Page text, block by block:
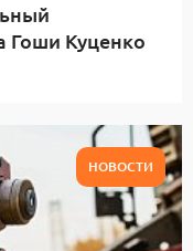
Гоши Куценко
НОВОСТИ